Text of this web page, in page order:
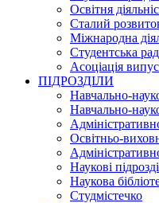
Освітня
Сталий
Міжнародна
Студентська
Асоціація
ПІДРОЗДІЛИ
Навчально-
Навчально-
Освітньо-
Наукові
Наукова
Студмістечко